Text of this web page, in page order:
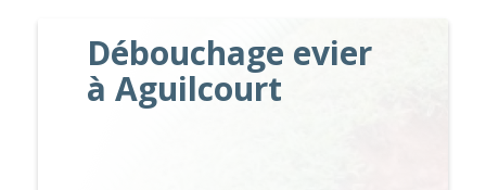
Débouchage evier
à Aguilcourt